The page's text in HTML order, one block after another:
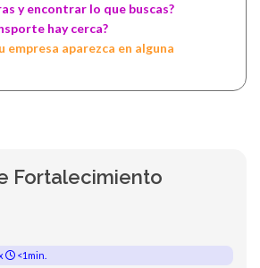
y encontrar lo que buscas?
hay cerca?
empresa aparezca en alguna
Fortalecimiento
<1min.